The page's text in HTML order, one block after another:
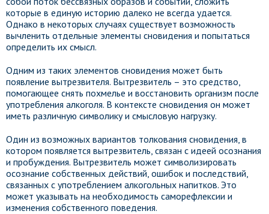
которые в единую историю далеко не всегда удается.
Однако в некоторых случаях существует возможность
вычленить отдельные элементы сновидения и попытаться
определить их смысл.
Одним из таких элементов сновидения может быть
появление вытрезвителя. Вытрезвитель – это средство,
помогающее снять похмелье и восстановить организм после
употребления алкоголя. В контексте сновидения он может
иметь различную символику и смысловую нагрузку.
Один из возможных вариантов толкования сновидения, в
котором появляется вытрезвитель, связан с идеей осознания
и пробуждения. Вытрезвитель может символизировать
осознание собственных действий, ошибок и последствий,
связанных с употреблением алкогольных напитков. Это
может указывать на необходимость саморефлексии и
изменения собственного поведения.